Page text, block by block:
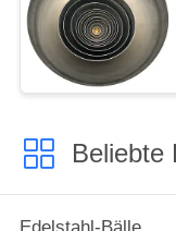
Beliebte
Edelstahl-Bälle